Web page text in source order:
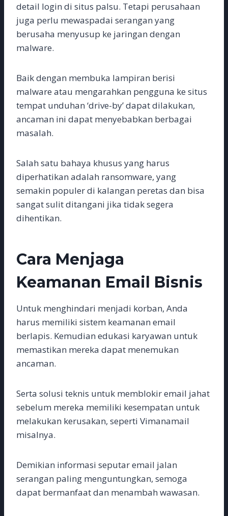
detail login di situs palsu. Tetapi perusahaan
juga perlu mewaspadai serangan yang
berusaha menyusup ke jaringan dengan
malware.
Baik dengan membuka lampiran berisi
malware atau mengarahkan pengguna ke situs
tempat unduhan ‘drive-by’ dapat dilakukan,
ancaman ini dapat menyebabkan berbagai
masalah.
Salah satu bahaya khusus yang harus
diperhatikan adalah ransomware, yang
semakin populer di kalangan peretas dan bisa
sangat sulit ditangani jika tidak segera
dihentikan.
Cara Menjaga
Keamanan Email Bisnis
Untuk menghindari menjadi korban, Anda
harus memiliki sistem keamanan email
berlapis. Kemudian edukasi karyawan untuk
memastikan mereka dapat menemukan
ancaman.
Serta solusi teknis untuk memblokir email jahat
sebelum mereka memiliki kesempatan untuk
melakukan kerusakan, seperti Vimanamail
misalnya.
Demikian informasi seputar email jalan
serangan paling menguntungkan, semoga
dapat bermanfaat dan menambah wawasan.